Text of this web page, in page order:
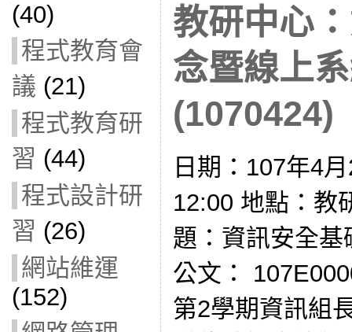
(40)
程式教育會
議 (21)
程式教育研
習 (44)
程式設計研
習 (26)
網站維運
(152)
教研中心
念暨線上
(1070424)
日期：107年4
12:00 地點：教
題：資訊安全
公文：
第2學期資訊組